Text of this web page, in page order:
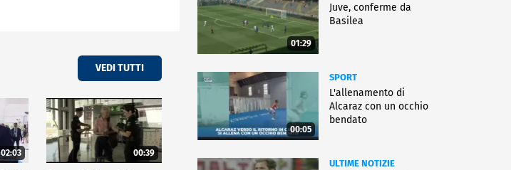
VEDI TUTTI
02:03 00:39
01:29
Juve, conferme da
Basilea
00:05
SPORT
L'allenamento di
Alcaraz con un occhio
bendato
ULTIME NOTIZIE